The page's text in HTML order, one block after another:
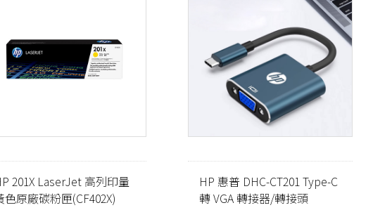
201X LaserJet 高列印量
色原廠碳粉匣(CF402X)
HP 惠普 DHC-CT201 Type-C
轉 VGA 轉接器/轉接頭